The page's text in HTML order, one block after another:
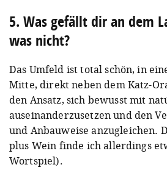
5. Was gefällt dir an dem
was nicht?
Das Umfeld ist total schön, in
Mitte, direkt neben dem Katz-
den Ansatz, sich bewusst mit
auseinanderzusetzen und den
und Anbauweise anzugleichen.
plus Wein finde ich allerdings
Wortspiel).